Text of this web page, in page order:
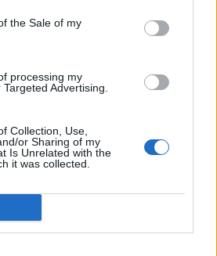
the Sale of my
processing my
Advertising.
Collection, Use,
or Sharing of my
Is Unrelated with the
it was collected.
μέσα σε δάσος στη λεωφόρο
και μετά προσπαθούν να τη
Z αποταμιεύει λιγότερο από κάθε
της κλήρωσης
ΠΕΡΙΣΣΟΤΕΡΑ